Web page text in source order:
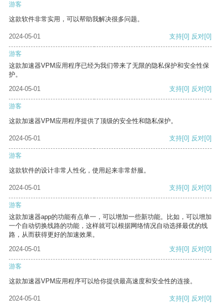
游客
这款软件非常实用，可以帮助我解决很多问题。
2024-05-01 支持[0] 反对[0]
游客
这款加速器VPM应用程序已经为我们带来了无限的隐私保护和安全性保
护。
2024-05-01
支持[0] 反对[0]
游客
这款加速器VPM应用程序提供了顶级的安全性和隐私保护。
2024-05-01 支持[0] 反对[0]
游客
这款软件的设计非常人性化，使用起来非常舒服。
2024-05-01 支持[0] 反对[0]
游客
这款加速器app的功能有点单一，可以增加一些新功能。比如，可以增加
一个自动切换线路的功能，这样就可以根据网络情况自动选择最优的线
路，从而获得更好的加速效果。
2024-05-01
支持[0] 反对[0]
游客
这款加速器VPM应用程序可以给你提供最高速度和安全性的连接。
2024-05-01 支持[0] 反对[0]